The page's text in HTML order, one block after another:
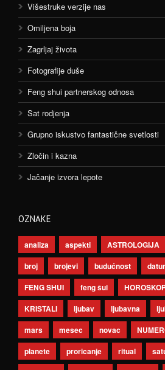
Višestruke verzije nas
Omiljena boja
Zagrljaj života
Fotografije duše
Feng shui partnerskog odnosa
Sat rodjenja
Grupno iskustvo fantastične svetlosti
Zločin i kazna
Jačanje izvora lepote
OZNAKE
analiza aspekti ASTROLOGIJA
broj
brojevi budućnost
FENG SHUI
feng šui
KRISTALI
ljubav ljubavna
mars
mesec novac
planete
proricanje ritual